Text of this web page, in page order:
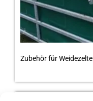
Zubehör für Weidezelte